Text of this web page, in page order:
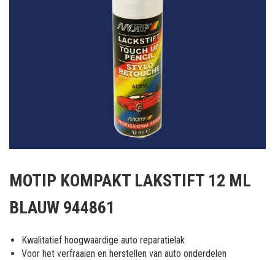
het
van
afbeeldingen-
gallerij
MOTIP KOMPAKT LAKSTIFT 12 ML
BLAUW 944861
Kwalitatief hoogwaardige auto reparatielak
Voor het verfraaien en herstellen van auto onderdelen